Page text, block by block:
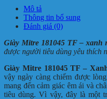
Mô tả
Thông tin bổ sung
Đánh giá (0)
Giày Mitre 181045 TF – xanh
được người tiêu dùng yêu thích
Giày Mitre 181045 TF –
vậy ngày càng chiếm được
mang đến cảm giác êm ái và
tiêu dùng. Vì vậy, đây là một